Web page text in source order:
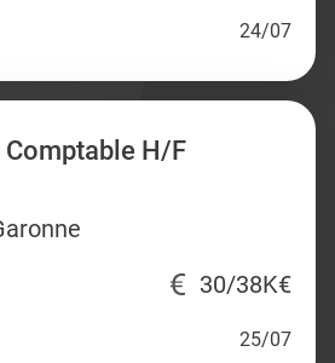
24/07
H/F
30/38K€
25/07